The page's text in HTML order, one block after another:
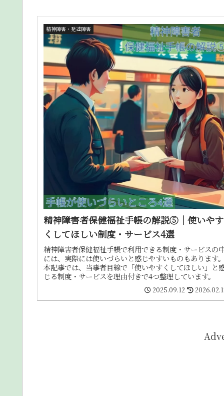
精神障害・発達障害
精神障害者保健福祉手帳の解説⑤｜使いやす
くしてほしい制度・サービス4選
精神障害者保健福祉手帳で利用できる制度・サービスの
には、実際には使いづらいと感じやすいものもあります
本記事では、当事者目線で「使いやすくしてほしい」と
じる制度・サービスを理由付きで4つ整理しています。
2025.09.12